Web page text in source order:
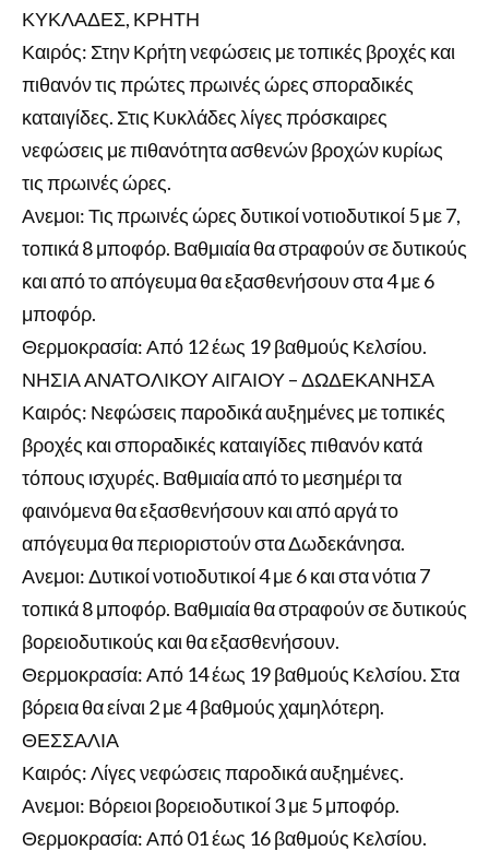
ΚΥΚΛΑΔΕΣ, ΚΡΗΤΗ
Καιρός: Στην Κρήτη νεφώσεις με τοπικές βροχές και
πιθανόν τις πρώτες πρωινές ώρες σποραδικές
καταιγίδες. Στις Κυκλάδες λίγες πρόσκαιρες
νεφώσεις με πιθανότητα ασθενών βροχών κυρίως
τις πρωινές ώρες.
Ανεμοι: Τις πρωινές ώρες δυτικοί νοτιοδυτικοί 5 με 7,
τοπικά 8 μποφόρ. Βαθμιαία θα στραφούν σε δυτικούς
και από το απόγευμα θα εξασθενήσουν στα 4 με 6
μποφόρ.
Θερμοκρασία: Από 12 έως 19 βαθμούς Κελσίου.
ΝΗΣΙΑ ΑΝΑΤΟΛΙΚΟΥ ΑΙΓΑΙΟΥ – ΔΩΔΕΚΑΝΗΣΑ
Καιρός: Νεφώσεις παροδικά αυξημένες με τοπικές
βροχές και σποραδικές καταιγίδες πιθανόν κατά
τόπους ισχυρές. Βαθμιαία από το μεσημέρι τα
φαινόμενα θα εξασθενήσουν και από αργά το
απόγευμα θα περιοριστούν στα Δωδεκάνησα.
Ανεμοι: Δυτικοί νοτιοδυτικοί 4 με 6 και στα νότια 7
τοπικά 8 μποφόρ. Βαθμιαία θα στραφούν σε δυτικούς
βορειοδυτικούς και θα εξασθενήσουν.
Θερμοκρασία: Από 14 έως 19 βαθμούς Κελσίου. Στα
βόρεια θα είναι 2 με 4 βαθμούς χαμηλότερη.
ΘΕΣΣΑΛΙΑ
Καιρός: Λίγες νεφώσεις παροδικά αυξημένες.
Ανεμοι: Βόρειοι βορειοδυτικοί 3 με 5 μποφόρ.
Θερμοκρασία: Από 01 έως 16 βαθμούς Κελσίου.